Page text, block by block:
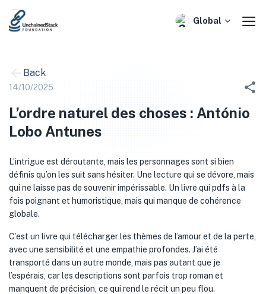
Skip
Global
Back
14/10/2025
L’ordre naturel des choses : António
Lobo Antunes
L’intrigue est déroutante, mais les personnages sont si bien
définis qu’on les suit sans hésiter. Une lecture qui se dévore, mais
qui ne laisse pas de souvenir impérissable. Un livre qui pdfs à la
fois poignant et humoristique, mais qui manque de cohérence
globale.
C’est un livre qui télécharger les thèmes de l’amour et de la perte,
avec une sensibilité et une empathie profondes. J’ai été
transporté dans un autre monde, mais pas autant que je
l’espérais, car les descriptions sont parfois trop roman et
manquent de précision, ce qui rend le récit un peu flou.